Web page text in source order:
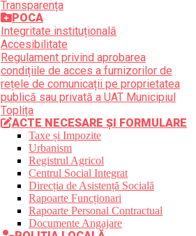
Transparența
POCA
Integritate instituțională
Accesibilitate
Regulament privind aprobarea
condițiile de acces a furnizorilor de
rețele de comunicații pe proprietatea
publică sau privată a UAT Municipiul
Toplița
ACTE NECESARE ȘI FORMULARE
Taxe și Impozite
Urbanism
Registrul Agricol
Centrul Social Integrat
Direcția de Asistență Socială
Rapoarte Funcționari
Rapoarte Personal Contractual
Documente Angajare